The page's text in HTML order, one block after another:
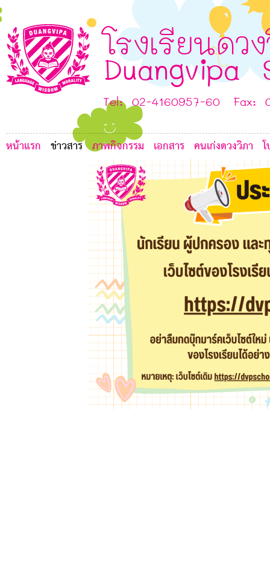
โรงเรียนดว
Duangvipa
Tel: 02-4160957-60 Fax:
หน้าแรก ข่าวสาร ภาพกิจกรรม เอกสาร คนเก่งดวงวิภา
C
A F